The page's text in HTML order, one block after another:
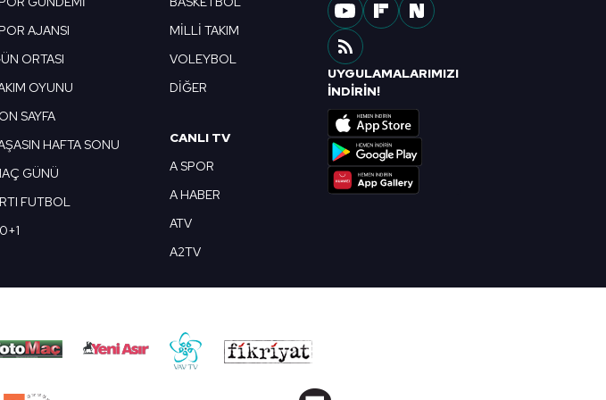
AJANSI
ORTASI
OYUNU
SAYFA
HAFTA SONU
GÜNÜ
FUTBOL
MİLLİ TAKIM
VOLEYBOL
DİĞER
CANLI TV
A SPOR
A HABER
ATV
A2TV
UYGULAMALARIMIZI
İNDİRİN!